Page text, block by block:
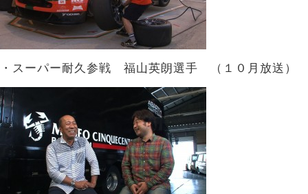
・スーパー耐久参戦 福山英朗選手 （１０月放送）